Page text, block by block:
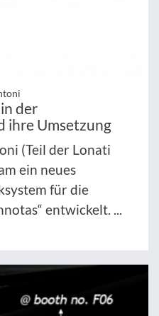
der
ihre Umsetzung
(Teil der Lonati
ein neues
für die
entwickelt. ...